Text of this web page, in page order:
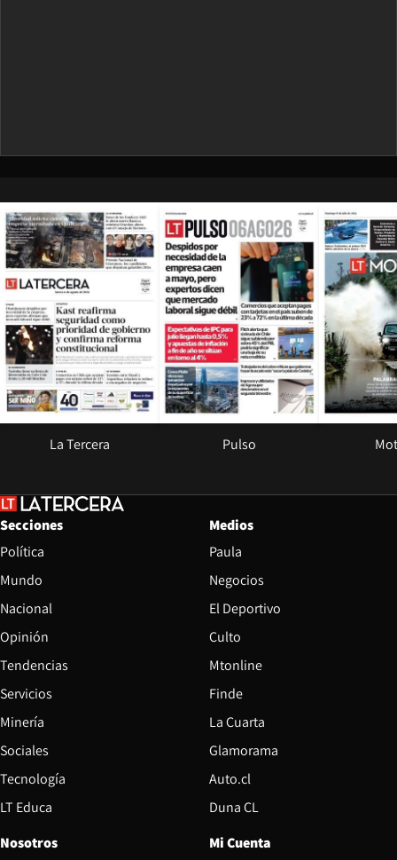
Opens in new window
La Tercera
Opens in
Pulso
Secciones
Política
Mundo
Nacional
Opinión
Tendencias
Servicios
Minería
Sociales
Tecnología
LT Educa
Medios
Paula
Negocios
El Deportivo
Culto
Mtonline
Finde
La Cuarta
Glamorama
Auto.cl
Duna CL
Nosotros
Mi Cuenta